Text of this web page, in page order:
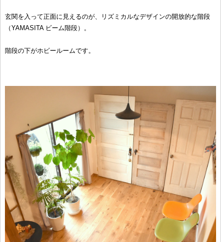
玄関を入って正面に見えるのが、リズミカルなデザインの開放的な階段
（YAMASITA ビーム階段）。
階段の下がホビールームです。